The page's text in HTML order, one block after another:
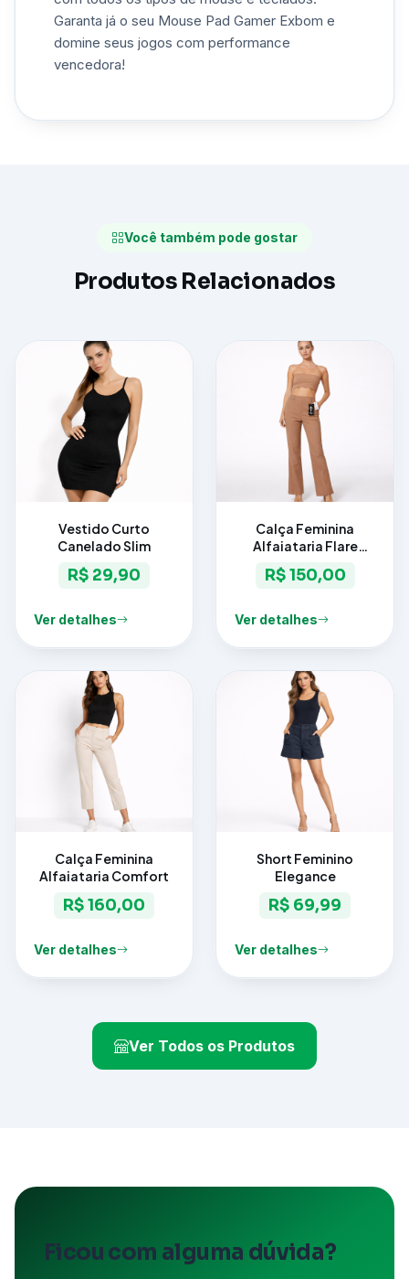
Garanta já o seu Mouse Pad Gamer Exbom e
domine seus jogos com performance
vencedora!
Você também pode gostar
Produtos Relacionados
Vestido Curto
Canelado Slim
R$ 29,90
Ver detalhes
Calça Feminina
Alfaiataria Flare
Elegance
R$ 150,00
Ver detalhes
Calça Feminina
Alfaiataria Comfort
R$ 160,00
Ver detalhes
Short Feminino
Elegance
R$ 69,99
Ver detalhes
Ver Todos os Produtos
Ficou com alguma dúvida?